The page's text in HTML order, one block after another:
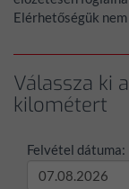
Elérhetőségük
Válassza ki
kilométert
Felvétel dátuma: